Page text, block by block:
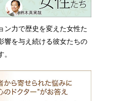
ン力で歴史を変えた女性た
響を与え続ける彼女たちの